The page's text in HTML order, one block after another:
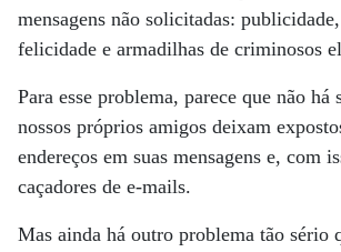
mensagens não solicitadas:
felicidade e armadilhas de criminosos
Para esse problema, parece que não há
nossos próprios amigos deixam
endereços em suas mensagens e, com
caçadores de e-mails.
Mas ainda há outro problema tão sério